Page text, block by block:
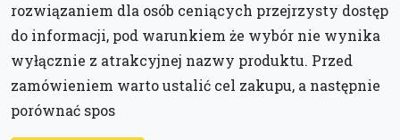
rozwiązaniem dla osób ceniących przejrzysty dostęp
do informacji, pod warunkiem że wybór nie wynika
wyłącznie z atrakcyjnej nazwy produktu. Przed
zamówieniem warto ustalić cel zakupu, a następnie
porównać spos